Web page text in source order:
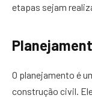
etapas sejam
O planejamento é
construção civil.